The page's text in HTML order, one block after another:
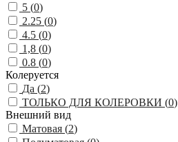
5 (0)
2.25 (0)
4.5 (0)
1,8 (0)
0.8 (0)
Колеруется
Да (2)
ТОЛЬКО ДЛЯ КОЛЕРОВКИ (0)
Внешний вид
Матовая (2)